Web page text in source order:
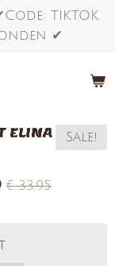
TIKTOK
✔
ELINA Sale!
€ 33,95